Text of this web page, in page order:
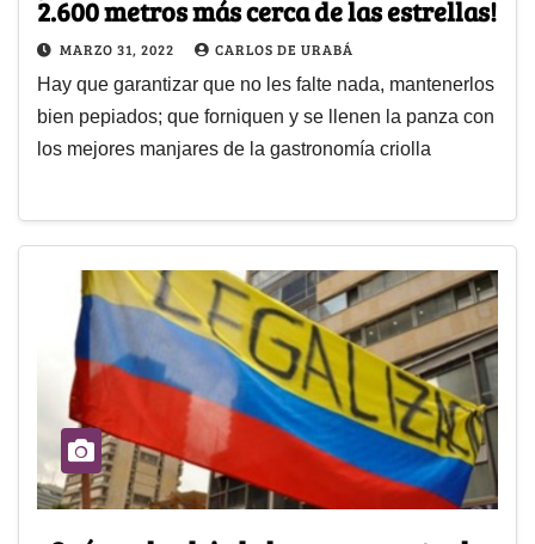
2.600 metros más cerca de las estrellas!
MARZO 31, 2022 CARLOS DE URABÁ
Hay que garantizar que no les falte nada, mantenerlos
bien pepiados; que forniquen y se llenen la panza con
los mejores manjares de la gastronomía criolla